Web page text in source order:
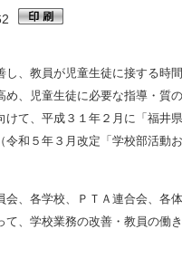
、教員が児童生徒に接する時
、児童生徒に必要な指導・質
て、平成３１年２月に「福井
和５年３月改定「学校部活動
、各学校、ＰＴＡ連合会、各
、学校業務の改善・教員の働